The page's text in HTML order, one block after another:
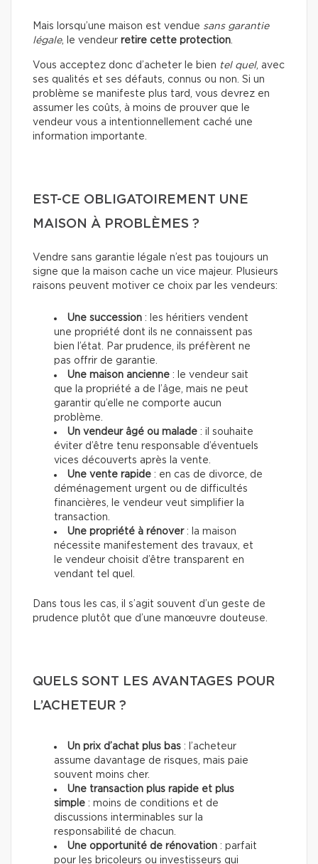
Mais lorsqu’une maison est vendue sans garantie
légale, le vendeur retire cette protection
Vous acceptez donc d’acheter le bien tel quel, avec
ses qualités et ses défauts, connus ou non. Si un
problème se manifeste plus tard, vous devrez en
assumer les coûts, à moins de prouver que le
vendeur vous a intentionnellement caché une
information importante.
EST-CE OBLIGATOIREMENT UNE
MAISON À PROBLÈMES ?
Vendre sans garantie légale n’est pas toujours un
signe que la maison cache un vice majeur. Plusieurs
raisons peuvent motiver ce choix par les vendeurs:
Une succession : les héritiers vendent
une propriété dont ils ne connaissent pas
bien l’état. Par prudence, ils préfèrent ne
pas offrir de garantie.
Une maison ancienne : le vendeur sait
que la propriété a de l’âge, mais ne peut
garantir qu’elle ne comporte aucun
problème.
Un vendeur âgé ou malade : il souhaite
éviter d’être tenu responsable d’éventuels
vices découverts après la vente.
Une vente rapide : en cas de divorce, de
déménagement urgent ou de difficultés
financières, le vendeur veut simplifier la
transaction.
Une propriété à rénover: la maison
nécessite manifestement des travaux, et
le vendeur choisit d’être transparent en
vendant tel quel.
Dans tous les cas, il s’agit souvent d’un geste de
prudence plutôt que d’une manœuvre douteuse.
QUELS SONT LES AVANTAGES POUR
L’ACHETEUR ?
Un prix d’achat plus bas : l’acheteur
assume davantage de risques, mais paie
souvent moins cher.
Une transaction plus rapide et plus
simple : moins de conditions et de
discussions interminables sur la
responsabilité de chacun.
Une opportunité de rénovation : parfait
pour les bricoleurs ou investisseurs qui